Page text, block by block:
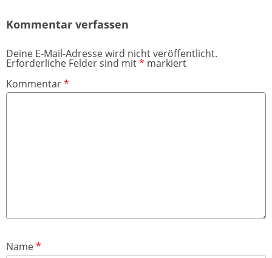
Kommentar verfassen
Deine E-Mail-Adresse wird nicht veröffentlicht.
Erforderliche Felder sind mit* markiert
Kommentar*
Name*